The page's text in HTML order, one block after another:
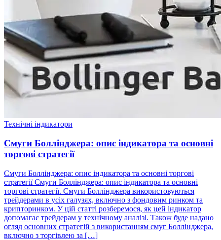
Технічні індикатори
Смуги Боллінджера: опис індикатора та основні
торгові стратегії
Смуги Боллінджера: опис індикатора та основні торгові
стратегії Смуги Боллінджера: опис індикатора та основні
торгові стратегії. Смуги Боллінджера використовуються
трейдерами в усіх галузях, включно з фондовим ринком та
крипторинком. У цій статті розберемося, як цей індикатор
допомагає трейдерам у технічному аналізі. Також буде надано
огляд основних стратегій з використанням смуг Боллінджера,
включно з торгівлею за […]